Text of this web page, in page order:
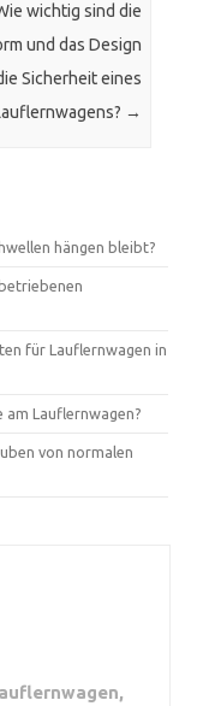
wichtig sind die
und das Design
Sicherheit eines
→
hängen bleibt?
für Lauflernwagen in
Lauflernwagen?
von normalen